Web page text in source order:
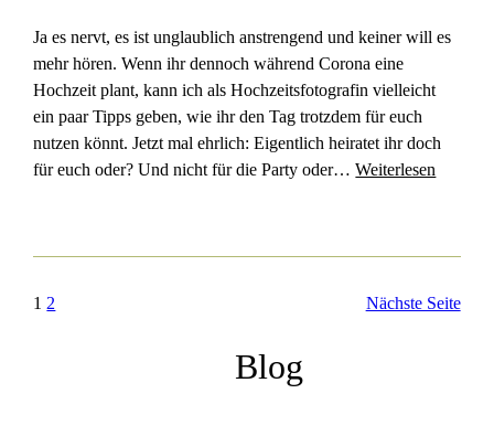
Ja es nervt, es ist unglaublich anstrengend und keiner will es
mehr hören. Wenn ihr dennoch während Corona eine
Hochzeit plant, kann ich als Hochzeitsfotografin vielleicht
ein paar Tipps geben, wie ihr den Tag trotzdem für euch
nutzen könnt. Jetzt mal ehrlich: Eigentlich heiratet ihr doch
für euch oder? Und nicht für die Party oder…Weiterlesen
1 2 Nächste Seite
Blog